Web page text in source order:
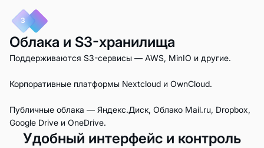
3
Облака и S3-хранилища
Поддерживаются S3-сервисы — AWS, MinIO и другие.
Корпоративные платформы Nextcloud и OwnCloud.
Публичные облака — Яндекс.Диск, Облако Mail.ru, Dropbox,
Google Drive и OneDrive.
Удобный интерфейс и контроль